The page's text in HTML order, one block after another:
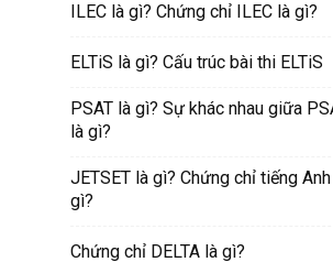
ILEC là gì? Chứng chỉ ILEC là gì?
ELTiS là gì? Cấu trúc bài thi ELTiS
PSAT là gì? Sự khác nhau giữa
là gì?
JETSET là gì? Chứng chỉ tiếng
gì?
Chứng chỉ DELTA là gì?